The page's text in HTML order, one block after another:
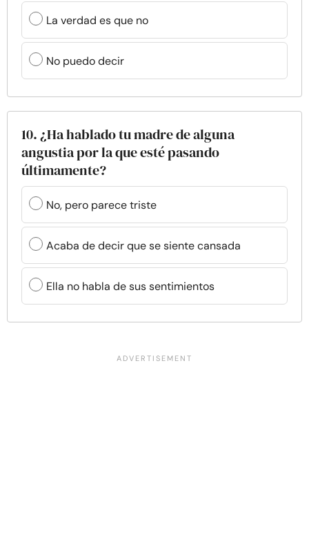
La verdad es que no
No puedo decir
10. ¿Ha hablado tu madre de alguna
angustia por la que esté pasando
últimamente?
No, pero parece triste
Acaba de decir que se siente cansada
Ella no habla de sus sentimientos